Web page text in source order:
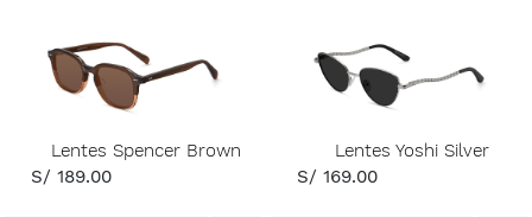
Lentes Spencer Brown
S/ 189.00
Lentes Yoshi Silver
S/ 169.00